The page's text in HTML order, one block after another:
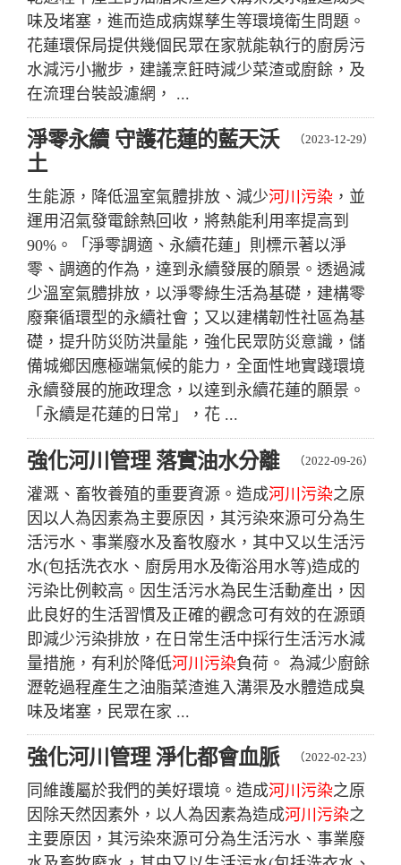
味及堵塞，進而造成病媒孳生等環境衛生問題。
花蓮環保局提供幾個民眾在家就能執行的廚房污
水減污小撇步，建議烹飪時減少菜渣或廚餘，及
在流理台裝設濾網， ...
（2023-12-29）
淨零永續 守護花蓮的藍天沃
土
生能源，降低溫室氣體排放、減少河川污染 ，並
運用沼氣發電餘熱回收，將熱能利用率提高到
90%。「淨零調適、永續花蓮」則標示著以淨
零、調適的作為，達到永續發展的願景。透過減
少溫室氣體排放，以淨零綠生活為基礎，建構零
廢棄循環型的永續社會；又以建構韌性社區為基
礎，提升防災防洪量能，強化民眾防災意識，儲
備城鄉因應極端氣候的能力，全面性地實踐環境
永續發展的施政理念，以達到永續花蓮的願景。
「永續是花蓮的日常」，花 ...
（2022-09-26）
強化河川管理 落實油水分離
灌溉、畜牧養殖的重要資源。造成河川污染之原
因以人為因素為主要原因，其污染來源可分為生
活污水、事業廢水及畜牧廢水，其中又以生活污
水(包括洗衣水、廚房用水及衛浴用水等)造成的
污染比例較高。因生活污水為民生活動產出，因
此良好的生活習慣及正確的觀念可有效的在源頭
即減少污染排放，在日常生活中採行生活污水減
量措施，有利於降低河川污染負荷。 為減少廚餘
瀝乾過程產生之油脂菜渣進入溝渠及水體造成臭
味及堵塞，民眾在家 ...
（2022-02-23）
強化河川管理 淨化都會血脈
同維護屬於我們的美好環境。造成河川污染之原
因除天然因素外，以人為因素為造成河川污染之
主要原因，其污染來源可分為生活污水、事業廢